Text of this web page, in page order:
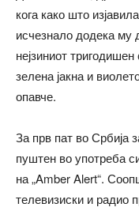
кога како што
исчезнало додека му
нејзиниот
зелена јакна и
опавче.
За прв пат во Србија
пуштен во употреба
на „Amber Alert“.
телевизиски и радио